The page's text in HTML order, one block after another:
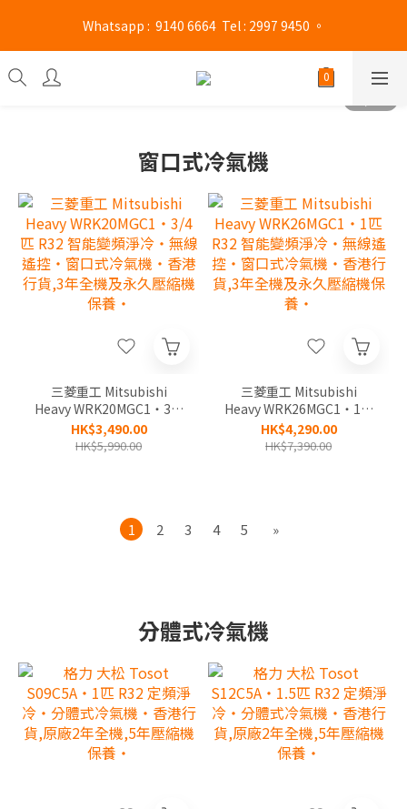
旺角門市營業時間 : (星期一至六 13:00 - 21:00 / 星期日及公眾假期
13:00 - 19:00)
Whatsapp :  9140 6664  Tel : 2997 9450 。
旺角門市營業時間 : (星期一至六 13:00 - 21:00 / 星期日及公眾假期
13:00 - 19:00)
窗口式冷氣機
三菱重工 Mitsubishi
Heavy WRK20MGC1‧3/4
匹 R32 智能變頻淨冷‧無
線遙控‧窗口式冷氣機‧香
HK$3,490.00
HK$5,990.00
三菱重工 Mitsubishi
Heavy WRK26MGC1‧1匹
R32 智能變頻淨冷‧無線遙
控‧窗口式冷氣機‧香港行
HK$4,290.00
HK$7,390.00
1 2 3 4 5 »
分體式冷氣機